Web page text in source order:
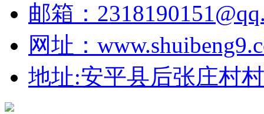
邮箱：
网址：
地址:安平县后张庄村